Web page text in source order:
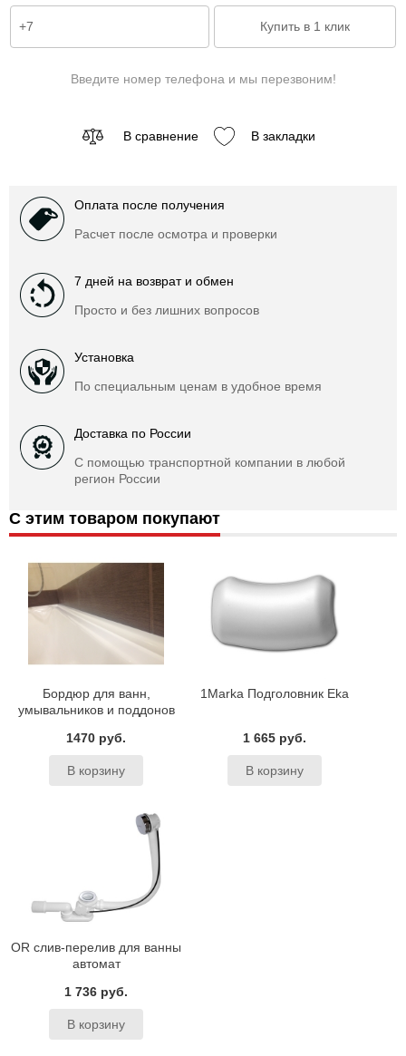
Введите номер телефона и мы перезвоним!
В сравнение В закладки
Оплата после получения
Расчет после осмотра и проверки
7 дней на возврат и обмен
Просто и без лишних вопросов
Установка
По специальным ценам в удобное время
Доставка по России
С помощью транспортной компании в любой
регион России
С этим товаром покупают
Бордюр для ванн,
умывальников и поддонов
1470 руб.
1Marka Подголовник Eka
1 665 руб.
OR слив-перелив для ванны
автомат
1 736 руб.